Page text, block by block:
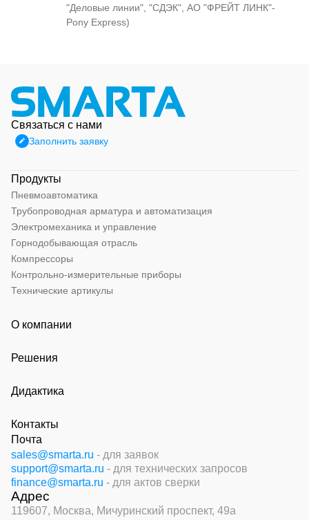
"Деловые линии", "СДЭК", АО "ФРЕЙТ ЛИНК"-
Pony Express)
Связаться с нами
Заполнить заявку
Продукты
Пневмоавтоматика
Трубопроводная арматура и автоматизация
Электромеханика и управление
Горнодобывающая отрасль
Компрессоры
Контрольно-измерительные приборы
Технические артикулы
О компании
Решения
Дидактика
Контакты
Почта
sales@smarta.ru - для заявок
support@smarta.ru - для технических запросов
finance@smarta.ru - для актов сверки
Адрес
119607, Москва, Мичуринский проспект, 49а